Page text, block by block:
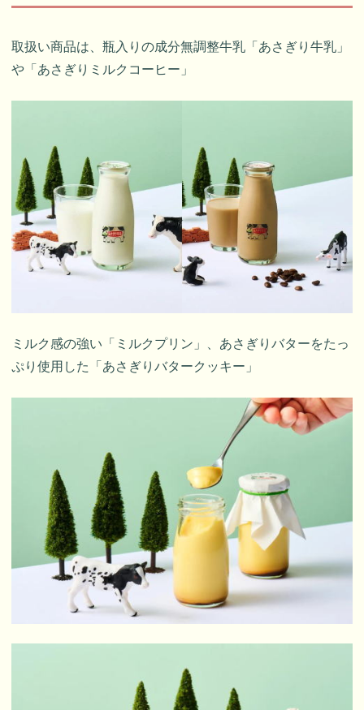
取扱い商品は、瓶入りの成分無調整牛乳「あさぎり牛乳」
や「あさぎりミルクコーヒー」
ミルク感の強い「ミルクプリン」、あさぎりバターをたっ
ぷり使用した「あさぎりバタークッキー」